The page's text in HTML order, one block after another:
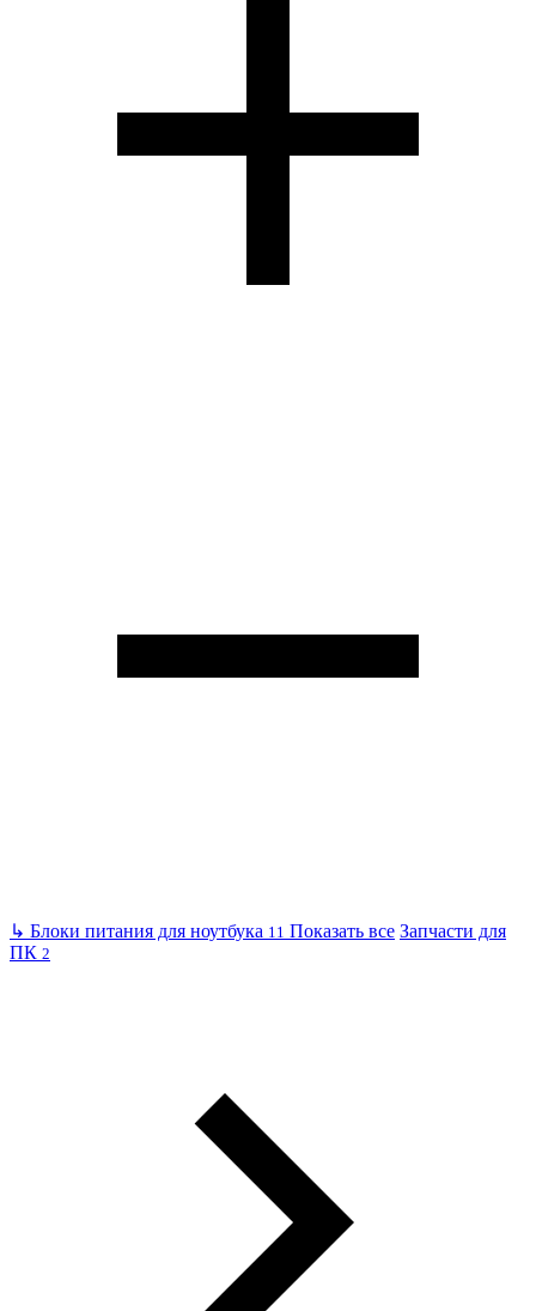
↳ Блоки питания для ноутбука 11 Показать все Запчасти для
ПК 2